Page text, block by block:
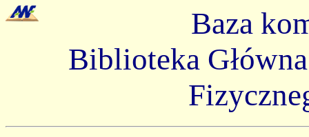
Baza
Biblioteka